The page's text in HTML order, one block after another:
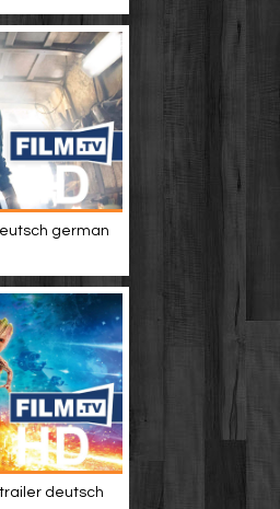
german
deutsch